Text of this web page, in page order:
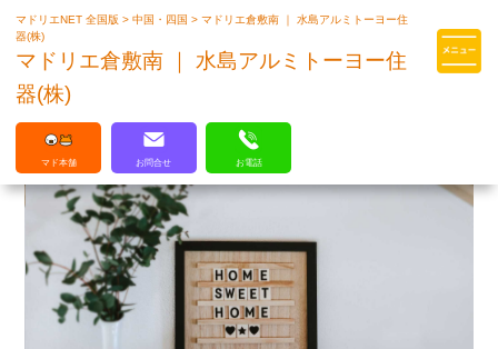
マドリエはLIXILの厳しい基準を
マドリエNET 全国版>中国・四国>マドリエ倉敷南 ｜ 水島アルミトーヨー住
器(株)
マドリエ倉敷南 ｜ 水島アルミトーヨー住
器(株)
マド本舗 お問合せ お電話